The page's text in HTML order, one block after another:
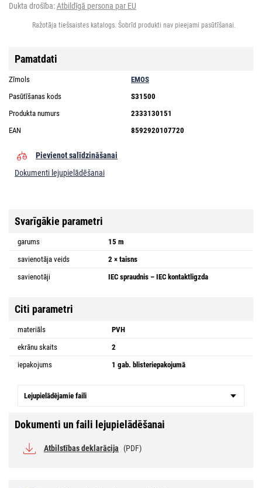
Dukta drošība:Atbildīgā persona par EU
Ražotāja tiešsaistes katalogs. Šobrīd produkti nav pieejami pasūtīšanai.
Pamatdati
Zīmols
EMOS
Pasūtīšanas kods
S31500
Produkta numurs
2333130151
EAN
8592920107720
Pievienot salīdzināšanai
Dokumenti lejupielādēšanai
Svarīgākie parametri
garums
15 m
savienotāja veids
2 × taisns
savienotāji
IEC spraudnis – IEC kontaktligzda
Citi parametri
materiāls
PVH
ekrānu skaits
2
iepakojums
1 gab. blisteriepakojumā
Lejupielādējamie faili
Dokumenti un faili lejupielādēšanai
Atbilstības deklarācija (PDF)